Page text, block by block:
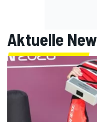
Aktuelle